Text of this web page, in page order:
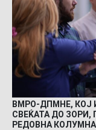
ВМРО-ДПМНЕ, КОЈ
СВЕЌАТА ДО ЗОРИ,
РЕДОВНА